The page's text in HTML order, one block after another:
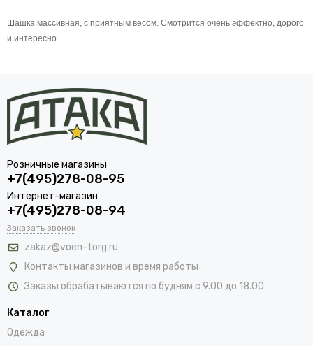
Шашка массивная, с приятным весом. Смотрится очень эффектно, дорого
и интересно.
Розничные магазины
+7(495)278-08-95
Интернет-магазин
+7(495)278-08-94
Заказать звонок
zakaz@voen-torg.ru
Контакты магазинов и время работы
Заказы обрабатываются по будням с 9.00 до 18.00
Каталог
Одежда